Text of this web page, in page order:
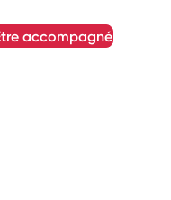
être accompagné